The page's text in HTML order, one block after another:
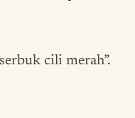
cili merah”.